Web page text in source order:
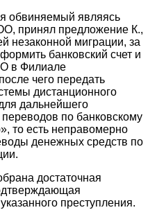
обвиняемый являясь
принял предложение К.,
незаконной миграции, за
банковский счет и
в Филиале
чего передать
дистанционного
дальнейшего
по банковскому
то есть неправомерно
денежных средств по
достаточная
преступления.